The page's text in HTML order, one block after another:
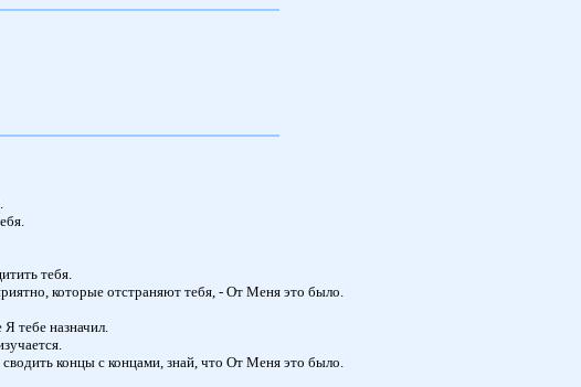
тебя.
которые отстраняют тебя, - От Меня это было.
тебе назначил.
концы с концами, знай, что От Меня это было.